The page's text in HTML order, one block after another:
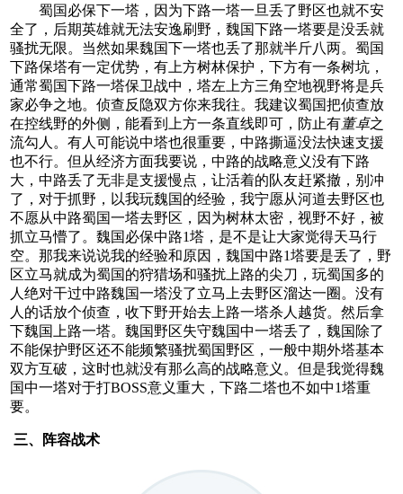
蜀国必保下一塔，因为下路一塔一旦丢了野区也就不安
全了，后期英雄就无法安逸刷野，魏国下路一塔要是没丢就
骚扰无限。当然如果魏国下一塔也丢了那就半斤八两。蜀国
下路保塔有一定优势，有上方树林保护，下方有一条树坑，
通常蜀国下路一塔保卫战中，塔左上方三角空地视野将是兵
家必争之地。侦查反隐双方你来我往。我建议蜀国把侦查放
在控线野的外侧，能看到上方一条直线即可，防止有董卓之
流勾人。有人可能说中塔也很重要，中路撕逼没法快速支援
也不行。但从经济方面我要说，中路的战略意义没有下路
大，中路丢了无非是支援慢点，让活着的队友赶紧撤，别冲
了，对于抓野，以我玩魏国的经验，我宁愿从河道去野区也
不愿从中路蜀国一塔去野区，因为树林太密，视野不好，被
抓立马懵了。魏国必保中路1塔，是不是让大家觉得天马行
空。那我来说说我的经验和原因，魏国中路1塔要是丢了，野
区立马就成为蜀国的狩猎场和骚扰上路的尖刀，玩蜀国多的
人绝对干过中路魏国一塔没了立马上去野区溜达一圈。没有
人的话放个侦查，收下野开始去上路一塔杀人越货。然后拿
下魏国上路一塔。魏国野区失守魏国中一塔丢了，魏国除了
不能保护野区还不能频繁骚扰蜀国野区，一般中期外塔基本
双方互破，这时也就没有那么高的战略意义。但是我觉得魏
国中一塔对于打BOSS意义重大，下路二塔也不如中1塔重
要。
三、阵容战术